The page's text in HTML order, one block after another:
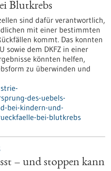
Blutkrebs
sind dafür verantwortlich,
mit einer bestimmten
kommt. Das konnten
sowie dem DKFZ in einer
könnten helfen,
zu überwinden und
des-uebels-
bei-kindern-und-
bei-blutkrebs
– und stoppen kann